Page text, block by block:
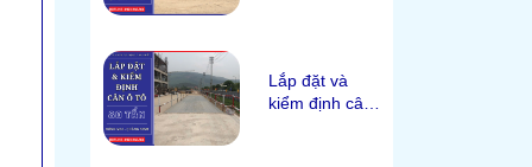
Lắp đặt và
kiểm định cân